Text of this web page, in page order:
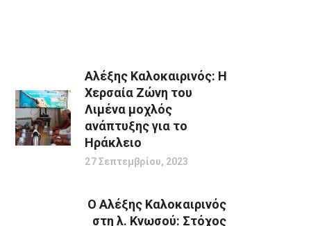
Αλέξης Καλοκαιρινός: Η
Χερσαία Ζώνη του
Λιμένα μοχλός
ανάπτυξης για το
Ηράκλειο
27 Σεπτεμβρίου, 2023
Ο Αλέξης Καλοκαιρινός
στη λ. Κνωσού: Στόχος